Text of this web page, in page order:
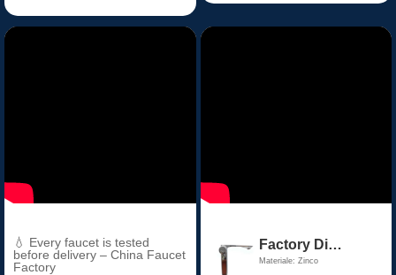
💧 Every faucet is tested
before delivery – China Faucet
Factory
Factory Direct Price Chrome Thermostatic Bathroom Basin Faucet Zinc Alloy Ceramic Valve Core for Hall & Living Room
Materiale: Zinco